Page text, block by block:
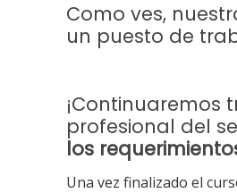
Como ves,
un puesto de
¡Continuaremos
profesional del
los
Una vez finalizado el